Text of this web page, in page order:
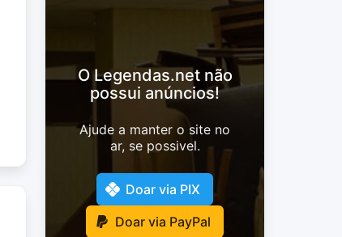
O Legendas.net não
possui anúncios!
Ajude a manter o site no
ar, se possivel.
Doar via PIX
Doar via PayPal